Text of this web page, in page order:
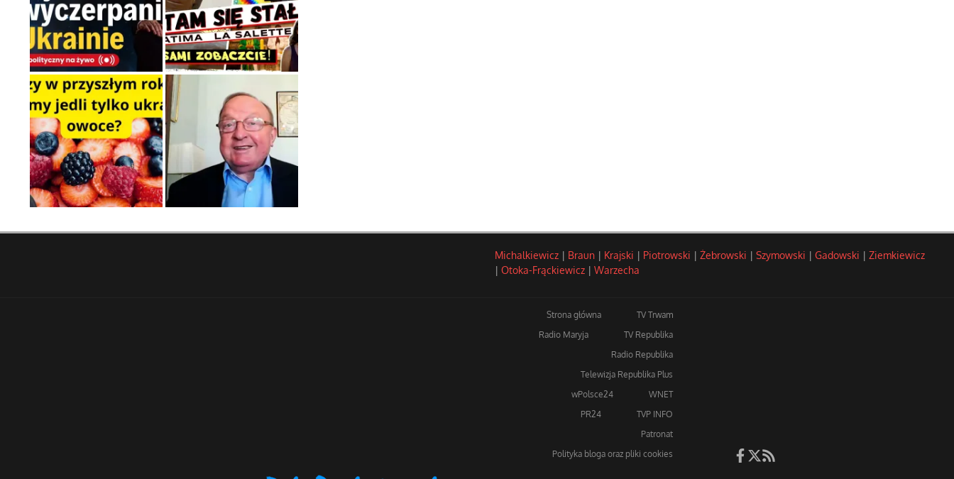
Michalkiewicz | Braun | Krajski | Piotrowski | Żebrowski | Szymowski | Gadowski | Ziemkiewicz
| Otoka-Frąckiewicz | Warzecha
Strona główna
TV Trwam
Radio Maryja
TV Republika
Radio Republika
Telewizja Republika Plus
wPolsce24
WNET
PR24
TVP INFO
Patronat
Polityka bloga oraz pliki cookies